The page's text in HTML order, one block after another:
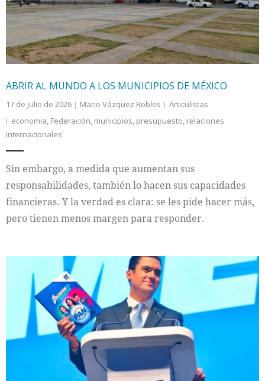
ABRIR AL MUNDO A LOS MUNICIPIOS DE MÉXICO
17 de julio de 2026 Mario Vázquez Robles
Articulistas
economia, Federación, municipios, presupuesto, relaciones
internacionales
Sin embargo, a medida que aumentan sus
responsabilidades, también lo hacen sus capacidades
financieras. Y la verdad es clara: se les pide hacer más,
pero tienen menos margen para responder.